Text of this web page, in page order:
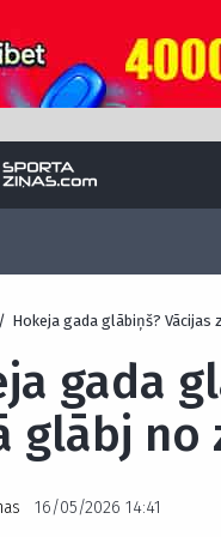
/ Hokeja gada glābiņš?
gada
glābj no
16/05/2026 14:41